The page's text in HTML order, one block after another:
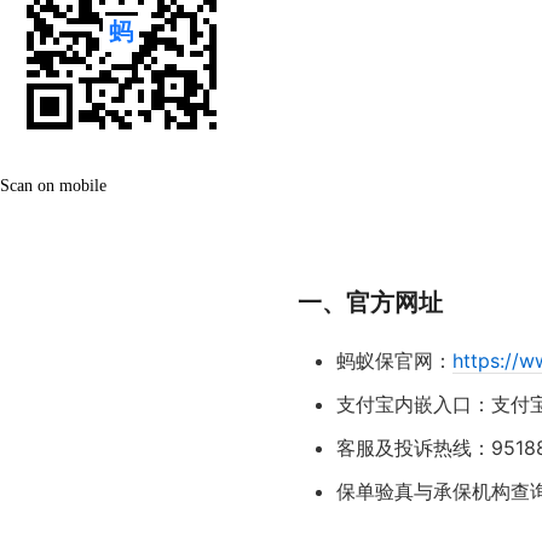
Scan on mobile
一、官方网址
蚂蚁保官网： https://
支付宝内嵌入口：支付
客服及投诉热线：
保单验真与承保机构查